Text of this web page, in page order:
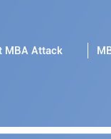
MBA Attack